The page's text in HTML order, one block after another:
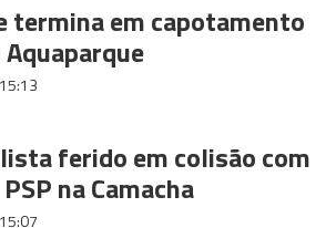
termina em capotamento
15:13
ferido em colisão com
na Camacha
15:07